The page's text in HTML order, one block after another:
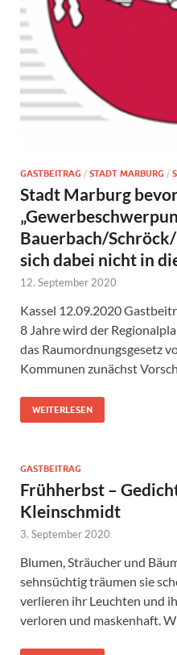
GASTBEITRAG / STADT MARBURG /
Stadt Marburg
Bauerbach/
sich dabei nicht in
12. September 2020
Kassel 12.09.2020
8 Jahre wird der
das Raumordnungsgesetz
Kommunen zunächst
WEITERLESEN
GASTBEITRAG
Frühherbst –
Kleinschmidt
3. September 2020
Blumen, Sträucher und
sehnsüchtig träumen sie
verlieren ihr Leuchten und
verloren und maskenhaft.